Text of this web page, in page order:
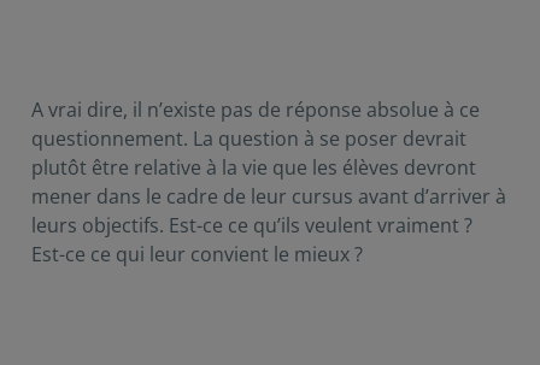
A vrai dire, il n’existe pas de réponse absolue à ce
questionnement. La question à se poser devrait
plutôt être relative à la vie que les élèves devront
mener dans le cadre de leur cursus avant d’arriver à
leurs objectifs. Est-ce ce qu’ils veulent vraiment ?
Est-ce ce qui leur convient le mieux ?